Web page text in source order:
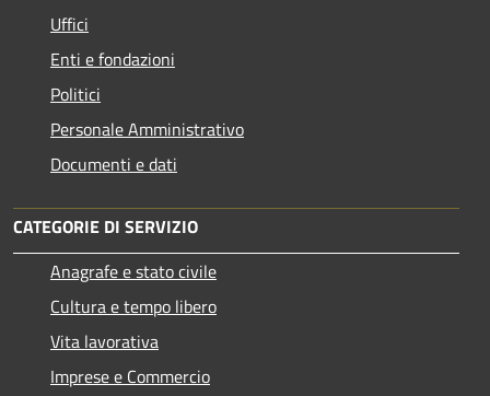
Uffici
Enti e fondazioni
Politici
Personale Amministrativo
Documenti e dati
CATEGORIE DI SERVIZIO
Anagrafe e stato civile
Cultura e tempo libero
Vita lavorativa
Imprese e Commercio